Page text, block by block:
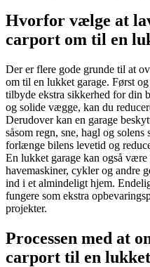
Hvorfor vælge at
carport om til en
Der er flere gode grunde til at
om til en lukket garage. Først
tilbyde ekstra sikkerhed for din
og solide vægge, kan du
Derudover kan en garage
såsom regn, sne, hagl og
forlænge bilens levetid og
En lukket garage kan også
havemaskiner, cykler og andre
ind i et almindeligt hjem.
fungere som ekstra
projekter.
Processen med at
carport til en